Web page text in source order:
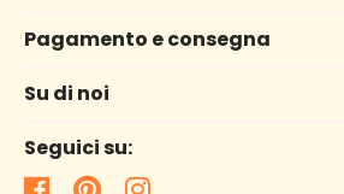
Pagamento e consegna
Su di noi
Seguici su: